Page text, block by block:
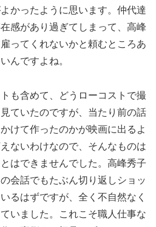
かったように思います。仲代達
感があり過ぎてしまって、高峰
ってくれないかと頼むところあ
んですよね。
も含めて、どうローコストで撮
ていたのですが、当たり前の話
けて作ったのかが映画に出るよ
ないわけなので、そんなものは
はできませんでした。高峰秀子
会話でもたぶん切り返しショッ
るはずですが、全く不自然なく
いました。これこそ職人仕事な